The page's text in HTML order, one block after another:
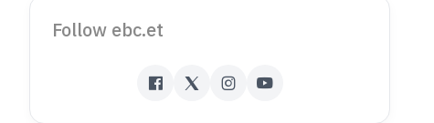
Follow ebc.et